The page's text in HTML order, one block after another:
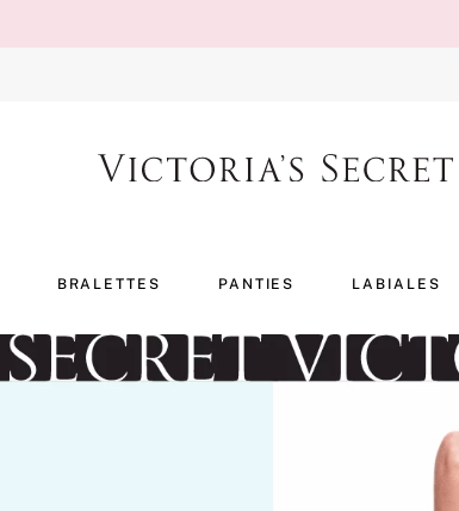
BRALETTES PANTIES LABIALES